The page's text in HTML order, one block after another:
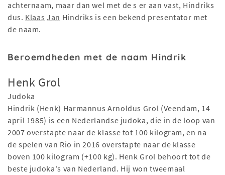
achternaam, maar dan wel met de s er aan vast, Hindriks
dus. Klaas Jan Hindriks is een bekend presentator met
de naam.
Beroemdheden met de naam Hindrik
Henk Grol
Judoka
Hindrik (Henk) Harmannus Arnoldus Grol (Veendam, 14
april 1985) is een Nederlandse judoka, die in de loop van
2007 overstapte naar de klasse tot 100 kilogram, en na
de spelen van Rio in 2016 overstapte naar de klasse
boven 100 kilogram (+100 kg). Henk Grol behoort tot de
beste judoka's van Nederland. Hij won tweemaal